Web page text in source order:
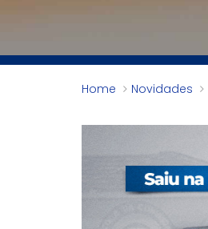
Home Novidades